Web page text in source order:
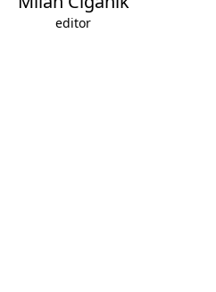
editor